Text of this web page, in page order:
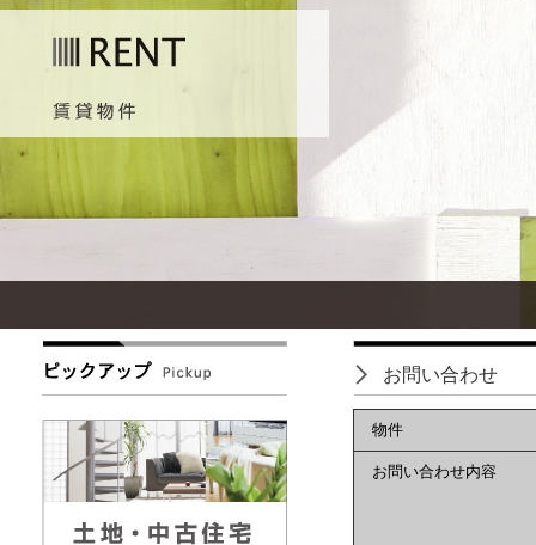
お問い合わせ
物件
お問い合わせ内容